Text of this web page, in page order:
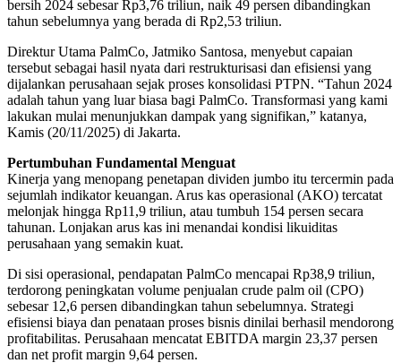
bersih 2024 sebesar Rp3,76 triliun, naik 49 persen dibandingkan
tahun sebelumnya yang berada di Rp2,53 triliun.
Direktur Utama PalmCo, Jatmiko Santosa, menyebut capaian
tersebut sebagai hasil nyata dari restrukturisasi dan efisiensi yang
dijalankan perusahaan sejak proses konsolidasi PTPN. “Tahun 2024
adalah tahun yang luar biasa bagi PalmCo. Transformasi yang kami
lakukan mulai menunjukkan dampak yang signifikan,” katanya,
Kamis (20/11/2025) di Jakarta.
Pertumbuhan Fundamental Menguat
Kinerja yang menopang penetapan dividen jumbo itu tercermin pada
sejumlah indikator keuangan. Arus kas operasional (AKO) tercatat
melonjak hingga Rp11,9 triliun, atau tumbuh 154 persen secara
tahunan. Lonjakan arus kas ini menandai kondisi likuiditas
perusahaan yang semakin kuat.
Di sisi operasional, pendapatan PalmCo mencapai Rp38,9 triliun,
terdorong peningkatan volume penjualan crude palm oil (CPO)
sebesar 12,6 persen dibandingkan tahun sebelumnya. Strategi
efisiensi biaya dan penataan proses bisnis dinilai berhasil mendorong
profitabilitas. Perusahaan mencatat EBITDA margin 23,37 persen
dan net profit margin 9,64 persen.